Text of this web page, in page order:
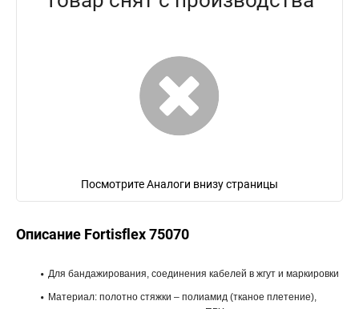
Посмотрите Аналоги внизу страницы
Описание Fortisflex 75070
Для бандажирования, соединения кабелей в жгут и маркировки
Материал: полотно стяжки – полиамид (тканое плетение),